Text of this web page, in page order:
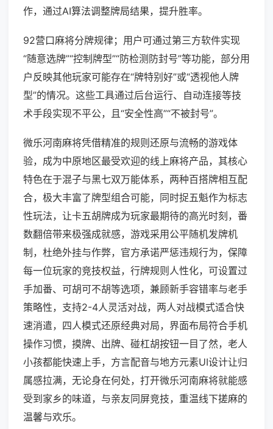
作，通过AI算法调整牌局结果，提升胜率。
92营口麻将分牌规律；用户可通过第三方软件实现
“随意选牌”“控制牌型”“防检测防封号”等功能，部分用
户反映其他玩家可能存在“牌特别好”或“透视他人牌
型”的情况。这些工具通过后台运行、自动连接等技
术手段实现不平公，且“安全性高”“不被封号”。
微乐河南麻将凭借精准的规则还原与流畅的游戏体
验，成为中原地区最受欢迎的线上麻将产品，其核心
特色在于混子与黑七双万能体系，两种百搭牌相互配
合，极大丰富了牌型组合可能，同时捉五魁作为标志
性玩法，让卡五胡牌成为玩家最期待的高光时刻，番
数翻倍带来极强成就感，游戏采用公平随机发牌机
制，杜绝外挂与作弊，官方承诺严惩违规行为，保障
每一位玩家的竞技权益，行牌规则人性化，可设置过
手加番、可胡可不胡等选项，兼顾新手容错率与老手
策略性，支持2-4人灵活对战，两人对战模式适合快
速消遣，四人模式还原经典对局，界面布局符合手机
操作习惯，摸牌、出牌、碰杠胡按钮一目了然，老人
小孩都能快速上手，方言配音与地方元素UI设计让归
属感拉满，无论身在何处，打开微乐河南麻将就能感
受到家乡的味道，与亲友同屏竞技，重温线下搓麻的
温馨与欢乐。